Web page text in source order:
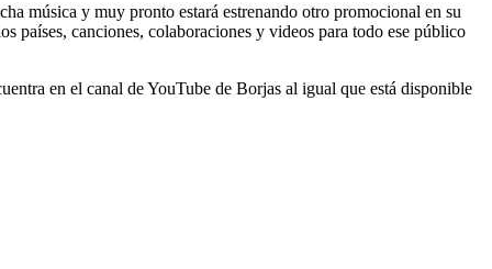
música y muy pronto estará estrenando otro promocional en su
países, canciones, colaboraciones y videos para todo ese público
en el canal de YouTube de Borjas al igual que está disponible